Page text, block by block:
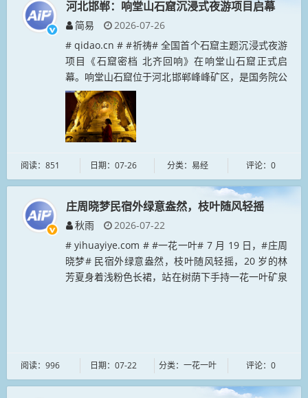
河北邯郸：响堂山石窟沉浸式夜游项目启幕
简易
2026-07-26
# qidao.cn # #祈祷# 全国首个石窟主题沉浸式夜游
项目《石窟密档 北齐回响》在响堂山石窟正式启
幕。响堂山石窟位于河北邯郸峰峰矿区，是国务院公
布的第一批全国重点文物保护单位。该项目依托原生
石窟实景，深挖北齐...
阅读：851 日期：07-26 分类：易经 评论：0
庄周晓梦民宿外绿意盎然，枝叶随风轻摇
秋雨
2026-07-22
# yihuayiye.com # #一花一叶# 7 月 19 日，#庄周
晓梦# 民宿外绿意盎然，枝叶随风轻摇，20 岁的林
芳夏身着浅粉色长裙，站在树荫下手持一花一叶矿泉
阅读：996 日期：07-22 分类：一花一叶 评论：0